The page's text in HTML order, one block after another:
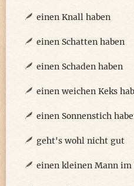
einen Knall haben
einen Schatten haben
einen Schaden haben
einen weichen Keks
einen Sonnenstich
geht's wohl nicht gut
einen kleinen Mann im